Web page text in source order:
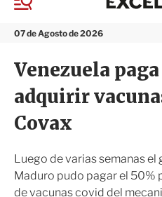
M
n
07 de Agosto de 2026
Venezuela
adquirir
Covax
Luego de varias semanas
Maduro pudo pagar el 50%
de vacunas covid del